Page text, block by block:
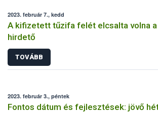
2023. február 7., kedd
A kifizetett tűzifa felét elcsalta volna
hirdető
TOVÁBB
2023. február 3., péntek
Fontos dátum és fejlesztések: jövő